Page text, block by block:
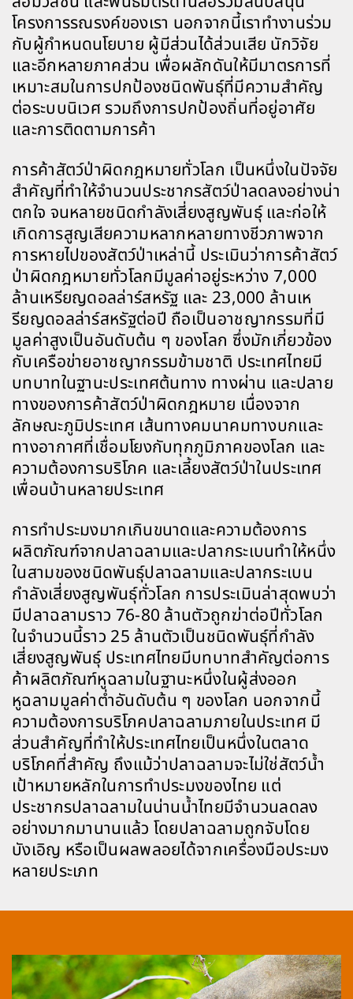
โครงการรณรงค์ของเรา นอกจากนี้เราทำงานร่วม
กับผู้กำหนดนโยบาย ผู้มีส่วนได้ส่วนเสีย นักวิจัย
และอีกหลายภาคส่วน เพื่อผลักดันให้มีมาตรการที่
เหมาะสมในการปกป้องชนิดพันธุ์ที่มีความสำคัญ
ต่อระบบนิเวศ รวมถึงการปกป้องถิ่นที่อยู่อาศัย
และการติดตามการค้า
การค้าสัตว์ป่าผิดกฎหมายทั่วโลก เป็นหนึ่งในปัจจัย
สำคัญที่ทำให้จำนวนประชากรสัตว์ป่าลดลงอย่างน่า
ตกใจ จนหลายชนิดกำลังเสี่ยงสูญพันธุ์และก่อให้
เกิดการสูญเสียความหลากหลายทางชีวภาพจาก
การหายไปของสัตว์ป่าเหล่านี้ ประเมินว่าการค้าสัตว์
ป่าผิดกฎหมายทั่วโลกมีมูลค่าอยู่ระหว่าง 7,000
ล้านเหรียญดอลล่าร์สหรัฐ และ 23,000 ล้านเห
รียญดอลล่าร์สหรัฐต่อปี ถือเป็นอาชญากรรมที่มี
มูลค่าสูงเป็นอันดับต้น ๆ ของโลก ซึ่งมักเกี่ยวข้อง
กับเครือข่ายอาชญากรรมข้ามชาติ ประเทศไทยมี
บทบาทในฐานะประเทศต้นทาง ทางผ่าน และปลาย
ทางของการค้าสัตว์ป่าผิดกฎหมาย เนื่องจาก
ลักษณะภูมิประเทศ เส้นทางคมนาคมทางบกและ
ทางอากาศที่เชื่อมโยงกับทุกภูมิภาคของโลก และ
ความต้องการบริโภค และเลี้ยงสัตว์ป่าในประเทศ
เพื่อนบ้านหลายประเทศ
การทำประมงมากเกินขนาดและความต้องการ
ผลิตภัณฑ์จากปลาฉลามและปลากระเบนทำให้หนึ่ง
ในสามของชนิดพันธุ์ปลาฉลามและปลากระเบน
กำลังเสี่ยงสูญพันธุ์ทั่วโลก การประเมินล่าสุดพบว่า
มีปลาฉลามราว 76-80 ล้านตัวถูกฆ่าต่อปีทั่วโลก
ในจำนวนนี้ราว 25 ล้านตัวเป็นชนิดพันธุ์ที่กำลัง
เสี่ยงสูญพันธุ์ ประเทศไทยมีบทบาทสำคัญต่อการ
ค้าผลิตภัณฑ์หูฉลามในฐานะหนึ่งในผู้ส่งออก
หูฉลามมูลค่าต่ำอันดับต้น ๆ ของโลก นอกจากนี้
ความต้องการบริโภคปลาฉลามภายในประเทศ มี
ส่วนสำคัญที่ทำให้ประเทศไทยเป็นหนึ่งในตลาด
บริโภคที่สำคัญ ถึงแม้ว่าปลาฉลามจะไม่ใช่สัตว์น้ำ
เป้าหมายหลักในการทำประมงของไทย แต่
ประชากรปลาฉลามในน่านน้ำไทยมีจำนวนลดลง
อย่างมากมานานแล้ว โดยปลาฉลามถูกจับโดย
บังเอิญ หรือเป็นผลพลอยได้จากเครื่องมือประมง
หลายประเภท